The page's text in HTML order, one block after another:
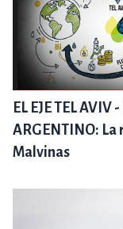
EL EJE TEL AVIV
ARGENTINO:
Malvinas